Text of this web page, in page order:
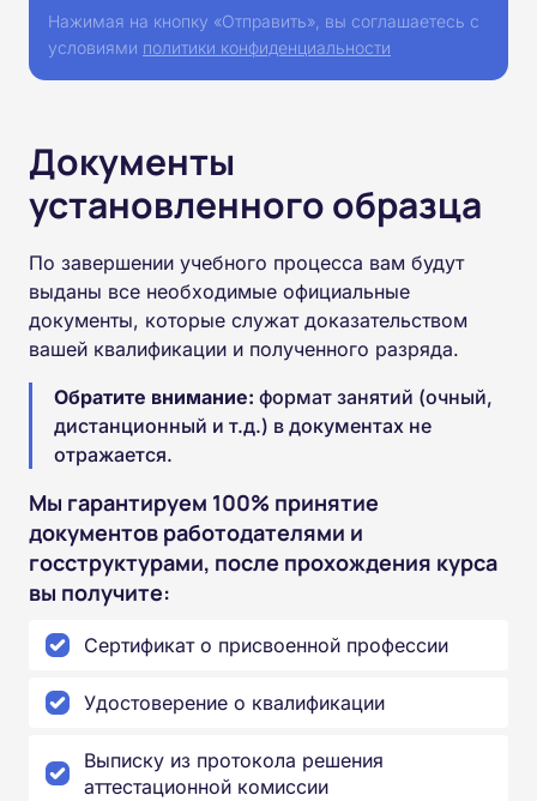
Нажимая на кнопку «Отправить», вы соглашаетесь с
условиями политики конфиденциальности
Документы
установленного образца
По завершении учебного процесса вам будут
выданы все необходимые официальные
документы, которые служат доказательством
вашей квалификации и полученного разряда.
Обратите внимание: формат занятий (очный,
дистанционный и т.д.) в документах не
отражается.
Мы гарантируем 100% принятие
документов работодателями и
госструктурами, после прохождения курса
вы получите:
Сертификат о присвоенной профессии
Удостоверение о квалификации
Выписку из протокола решения
аттестационной комиссии